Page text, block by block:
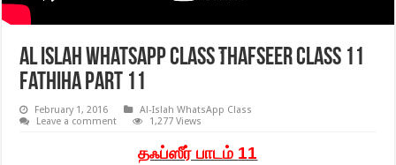
Al Islah Whatsapp Class ׃Thafseer class 11
Fathiha part 11
February 1, 2016
Al-Islah WhatsApp Class
Leave a comment
1,277 Views
தஃப்ஸீர் பாடம் 11